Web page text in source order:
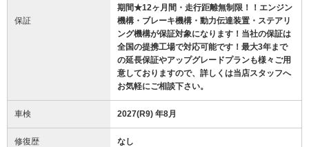
保証
期間★12ヶ月間・走行距離無制限！！エンジン
機構・ブレーキ機構・動力伝達装置・ステアリ
ング機構が保証対象になります！当社の保証は
全国の提携工場で対応可能です！最大3年まで
の延長保証やアップグレードプランも様々ご用
意しておりますので、詳しくは当店スタッフへ
お気軽にご相談下さい。
車検 2027(R9) 年8月
修復歴 なし